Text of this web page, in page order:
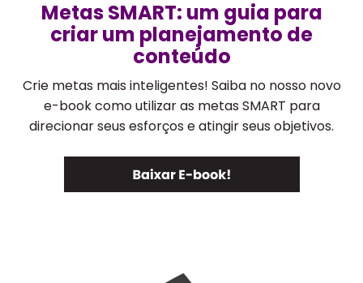
Metas SMART: um guia para
criar um planejamento de
conteúdo
Crie metas mais inteligentes! Saiba no nosso novo
e-book como utilizar as metas SMART para
direcionar seus esforços e atingir seus objetivos.